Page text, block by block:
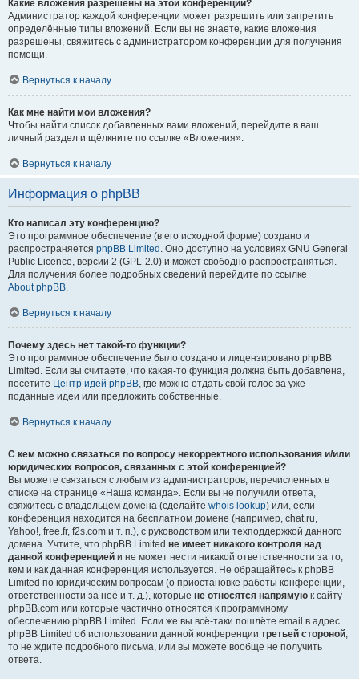
Какие вложения разрешены на этой конференции?
Администратор каждой конференции может разрешить или запретить
определённые типы вложений. Если вы не знаете, какие вложения
разрешены, свяжитесь с администратором конференции для получения
помощи.
Вернуться к началу
Как мне найти мои вложения?
Чтобы найти список добавленных вами вложений, перейдите в ваш
личный раздел и щёлкните по ссылке «Вложения».
Вернуться к началу
Информация о phpBB
Кто написал эту конференцию?
Это программное обеспечение (в его исходной форме) создано и
распространяется phpBB Limited . Оно доступно на условиях GNU General
Public Licence, версии 2 (GPL-2.0) и может свободно распространяться.
Для получения более подробных сведений перейдите по ссылке
About phpBB.
Вернуться к началу
Почему здесь нет такой-то функции?
Это программное обеспечение было создано и лицензировано phpBB
Limited. Если вы считаете, что какая-то функция должна быть добавлена,
посетите Центр идей phpBB, где можно отдать свой голос за уже
поданные идеи или предложить собственные.
Вернуться к началу
С кем можно связаться по вопросу некорректного использования и/или
юридических вопросов, связанных с этой конференцией?
Вы можете связаться с любым из администраторов, перечисленных в
списке на странице «Наша команда». Если вы не получили ответа,
свяжитесь с владельцем домена (сделайте whois lookup) или, если
конференция находится на бесплатном домене (например, chat.ru,
Yahoo!, free.fr, f2s.com и т. п.), с руководством или техподдержкой данного
домена. Учтите, что phpBB Limited не имеет никакого контроля над
данной конференцией и не может нести никакой ответственности за то,
кем и как данная конференция используется. Не обращайтесь к phpBB
Limited по юридическим вопросам (о приостановке работы конференции,
ответственности за неё и т. д.), которые не относятся напрямую к сайту
phpBB.com или которые частично относятся к программному
обеспечению phpBB Limited. Если же вы всё-таки пошлёте email в адрес
phpBB Limited об использовании данной конференции третьей стороной,
то не ждите подробного письма, или вы можете вообще не получить
ответа.